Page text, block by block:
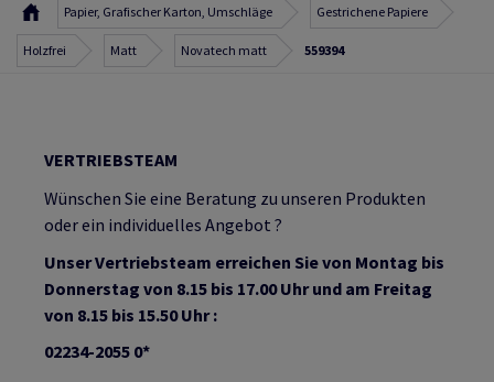
Papier, Grafischer Karton, Umschläge Gestrichene Papiere
Holzfrei Matt Novatech matt 559394
VERTRIEBSTEAM
Wünschen Sie eine Beratung zu unseren Produkten
oder ein individuelles Angebot ?
Unser Vertriebsteam erreichen Sie von Montag bis
Donnerstag von 8.15 bis 17.00 Uhr und am Freitag
von 8.15 bis 15.50 Uhr :
02234-2055 0*